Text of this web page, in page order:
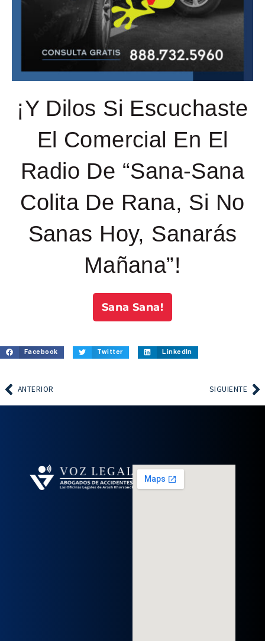
¡Y Dilos Si Escuchaste
El Comercial En El
Radio De “Sana-Sana
Colita De Rana, Si No
Sanas Hoy, Sanarás
Mañana”!
Sana Sana!
Facebook Twitter LinkedIn
ANTERIOR SIGUIENTE